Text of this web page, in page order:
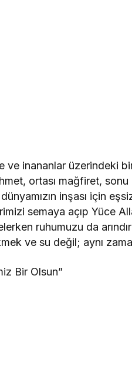
ve inananlar üzerindeki
ortası mağfiret,
inşası için
semaya açıp Yüce
ruhumuzu da
ve su değil; aynı
Bir Olsun”